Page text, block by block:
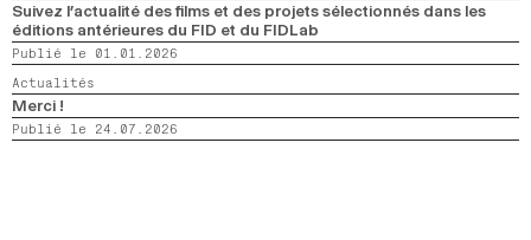
Suivez l’actualité des films et des projets sélectionnés dans les
éditions antérieures du FID et du FIDLab
Publié le 01.01.2026
Actualités
Merci !
Publié le 24.07.2026